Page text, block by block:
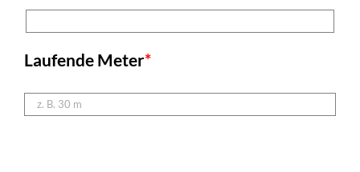
Laufende Meter*